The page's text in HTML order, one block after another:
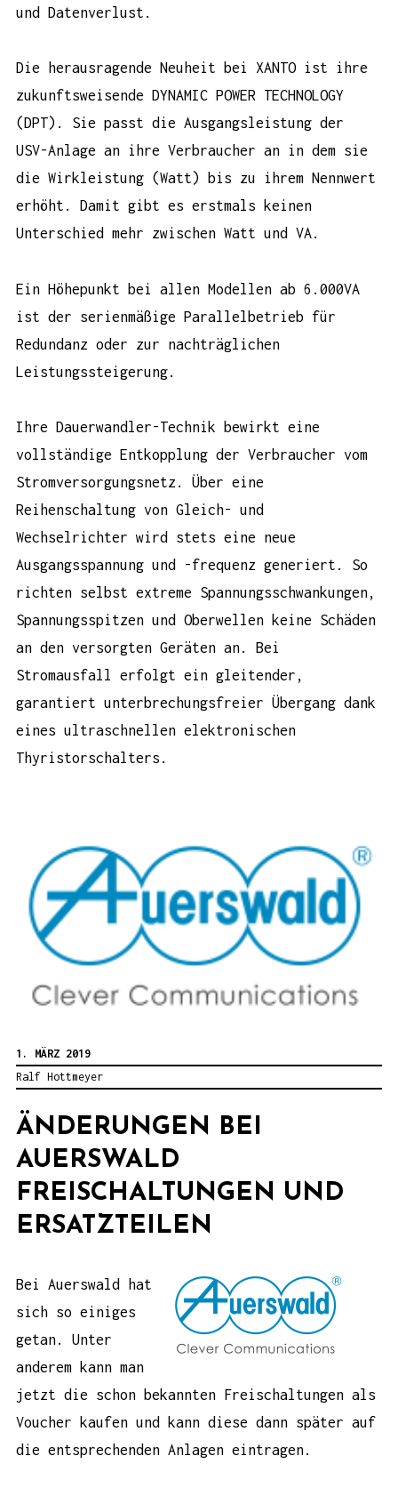
und Datenverlust.
Die herausragende Neuheit bei XANTO ist ihre
zukunftsweisende DYNAMIC POWER TECHNOLOGY
(DPT). Sie passt die Ausgangsleistung der
USV-Anlage an ihre Verbraucher an in dem sie
die Wirkleistung (Watt) bis zu ihrem Nennwert
erhöht. Damit gibt es erstmals keinen
Unterschied mehr zwischen Watt und VA.
Ein Höhepunkt bei allen Modellen ab 6.000VA
ist der serienmäßige Parallelbetrieb für
Redundanz oder zur nachträglichen
Leistungssteigerung.
Ihre Dauerwandler-Technik bewirkt eine
vollständige Entkopplung der Verbraucher vom
Stromversorgungsnetz. Über eine
Reihenschaltung von Gleich- und
Wechselrichter wird stets eine neue
Ausgangsspannung und -frequenz generiert. So
richten selbst extreme Spannungsschwankungen,
Spannungsspitzen und Oberwellen keine Schäden
an den versorgten Geräten an. Bei
Stromausfall erfolgt ein gleitender,
garantiert unterbrechungsfreier Übergang dank
eines ultraschnellen elektronischen
Thyristorschalters.
1. MÄRZ 2019
Ralf Hottmeyer
ÄNDERUNGEN BEI
AUERSWALD
FREISCHALTUNGEN UND
ERSATZTEILEN
Bei Auerswald hat
sich so einiges
getan. Unter
anderem kann man
jetzt die schon bekannten Freischaltungen als
Voucher kaufen und kann diese dann später auf
die entsprechenden Anlagen eintragen.